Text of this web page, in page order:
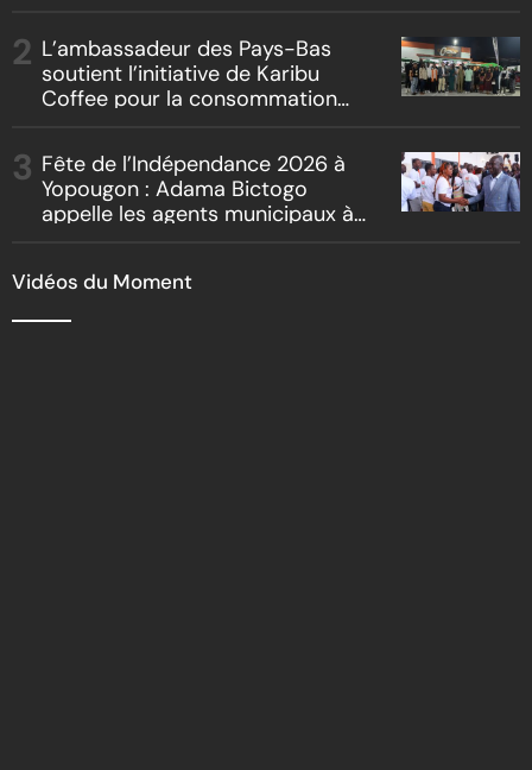
« Boss vs Boss »
L’ambassadeur des Pays-Bas
soutient l’initiative de Karibu
Coffee pour la consommation
reboisement
Fête de l’Indépendance 2026 à
Yopougon : Adama Bictogo
appelle les agents municipaux à
Vidéos du Moment